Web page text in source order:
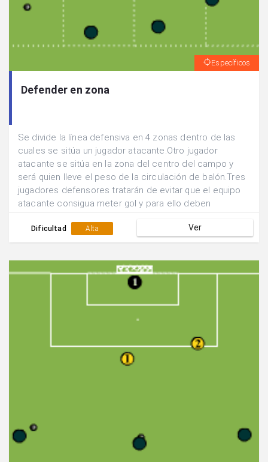
Específicos
Defender en zona
Se divide la línea defensiva en 4 zonas dentro de las
cuales se sitúa un jugador atacante.Otro jugador
atacante se sitúa en la zona del centro del campo y
será quien lleve el peso de la circulación de balón.Tres
jugadores defensores tratarán de evitar que el equipo
atacante consigua meter gol y para ello deben
más cercanas al balón.Defender hasta la finalización de
la jugada.
Dificultad Alta Ver